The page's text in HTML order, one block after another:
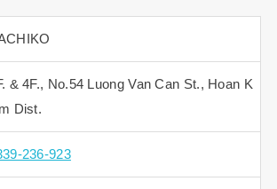
& 4F., No.54 Luong Van Can St., Hoan K
Dist.
236-923